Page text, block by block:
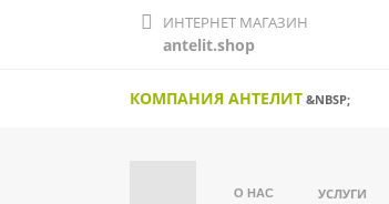
ИНТЕРНЕТ МАГАЗИН
antelit.shop
КОМПАНИЯ АНТЕЛИТ &NBSP;
О НАС УСЛУГИ